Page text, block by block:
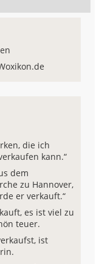
die ich
kann.“
dem
zu Hannover,
er verkauft.“
es ist viel zu
teuer.
ist